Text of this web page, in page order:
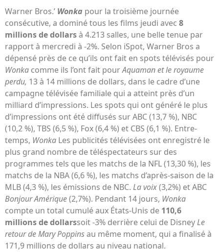
Warner Bros.’ Wonka pour la troisième journée
consécutive, a dominé tous les films jeudi avec 8
millions de dollarsà 4.213 salles, une belle tenue par
rapport à mercredi à -2%. Selon iSpot, Warner Bros a
dépensé près de ce qu’ils ont fait en spots télévisés pour
Wonka comme ils l’ont fait pourAquaman et le royaume
perdu, 13 à 14 millions de dollars, dans le cadre d’une
campagne télévisée familiale qui a atteint près d’un
milliard d’impressions. Les spots qui ont généré le plus
d’impressions ont été diffusés sur ABC (13,7 %), NBC
(10,2 %), TBS (6,5 %), Fox (6,4 %) et CBS (6,1 %). Entre-
temps, Wonka Les publicités télévisées ont enregistré le
plus grand nombre de téléspectateurs sur des
programmes tels que les matchs de la NFL (13,30 %), les
matchs de la NBA (6,6 %), les matchs d’après-saison de la
MLB (4,3 %), les émissions de NBC. La voix(3,2%) et ABC
Bonjour Amérique(2,7%). Pendant 14 jours, Wonka
compte un total cumulé aux États-Unis de 110,6
millions de dollarssoit -3% derrière celui de DisneyLe
retour de Mary Poppinsau même moment, qui a finalisé à
171,9 millions de dollars au niveau national.